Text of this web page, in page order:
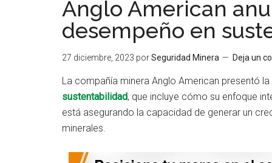
Anglo American
desempeño en
27 diciembre, 2023 porSeguridad Minera Deja un
La compañía minera Anglo American presentó
sustentabilidad, que incluye cómo su enfoque
está asegurando la capacidad de generar un
minerales.